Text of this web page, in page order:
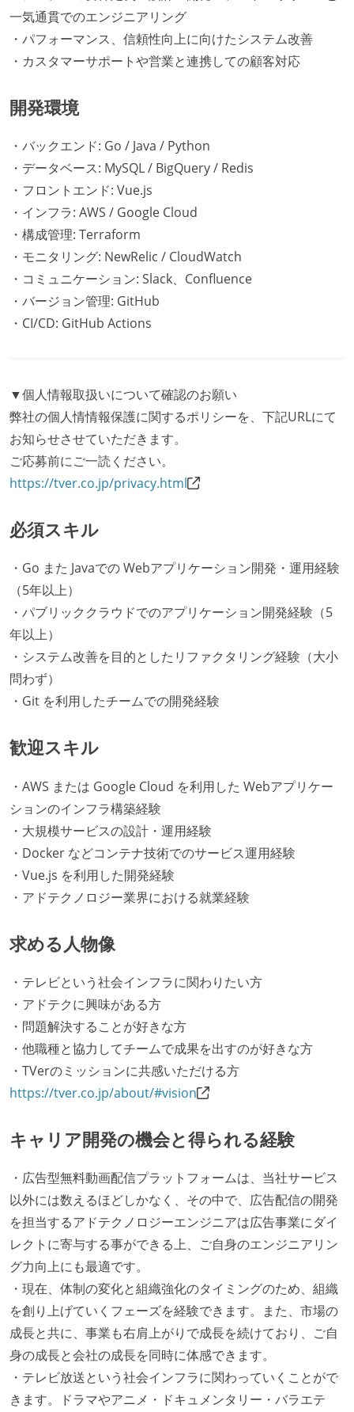
一気通貫でのエンジニアリング
・パフォーマンス、信頼性向上に向けたシステム改善
・カスタマーサポートや営業と連携しての顧客対応
開発環境
・バックエンド: Go / Java / Python
・データベース: MySQL / BigQuery / Redis
・フロントエンド: Vue.js
・インフラ: AWS / Google Cloud
・構成管理: Terraform
・モニタリング: NewRelic / CloudWatch
・コミュニケーション: Slack、Confluence
・バージョン管理: GitHub
・CI/CD: GitHub Actions
▼個人情報取扱いについて確認のお願い
弊社の個人情情報保護に関するポリシーを、下記URLにて
お知らせさせていただきます。
ご応募前にご一読ください。
https://tver.co.jp/privacy.html
必須スキル
・Go また Javaでの Webアプリケーション開発・運用経験
（5年以上）
・パブリッククラウドでのアプリケーション開発経験（5
年以上）
・システム改善を目的としたリファクタリング経験（大小
問わず）
・Git を利用したチームでの開発経験
歓迎スキル
・AWS または Google Cloud を利用した Webアプリケー
ションのインフラ構築経験
・大規模サービスの設計・運用経験
・Docker などコンテナ技術でのサービス運用経験
・Vue.js を利用した開発経験
・アドテクノロジー業界における就業経験
求める人物像
・テレビという社会インフラに関わりたい方
・アドテクに興味がある方
・問題解決することが好きな方
・他職種と協力してチームで成果を出すのが好きな方
・TVerのミッションに共感いただける方
https://tver.co.jp/about/#vision
キャリア開発の機会と得られる経験
・広告型無料動画配信プラットフォームは、当社サービス
以外には数えるほどしかなく、その中で、広告配信の開発
を担当するアドテクノロジーエンジニアは広告事業にダイ
レクトに寄与する事ができる上、ご自身のエンジニアリン
グ力向上にも最適です。
・現在、体制の変化と組織強化のタイミングのため、組織
を創り上げていくフェーズを経験できます。また、市場の
成長と共に、事業も右肩上がりで成長を続けており、ご自
身の成長と会社の成長を同時に体感できます。
・テレビ放送という社会インフラに関わっていくことがで
きます。ドラマやアニメ・ドキュメンタリー・バラエテ